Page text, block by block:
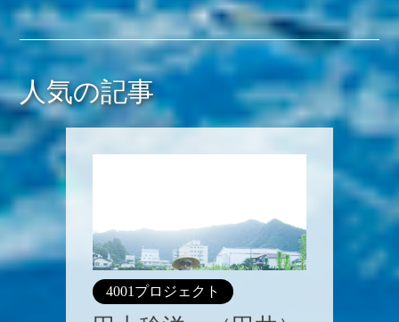
人気の記事
4001プロジェクト